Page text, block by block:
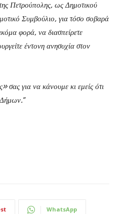
Πετρούπολης, ως Δημοτικού
Συμβούλιο, για τόσο σοβαρά
φορά, να διασπείρετε
έντονη ανησυχία στον
σας για να κάνουμε κι εμείς ότι
WhatsApp